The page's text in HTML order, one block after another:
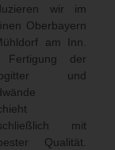
wir im
Oberbayern
am Inn.
Fertigung der
und
mit
Qualität.